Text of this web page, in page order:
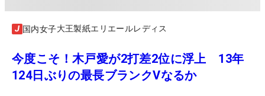
国内女子大王製紙エリエールレディス
今度こそ！木戸愛が2打差2位に浮上 13年
124日ぶりの最長ブランクVなるか